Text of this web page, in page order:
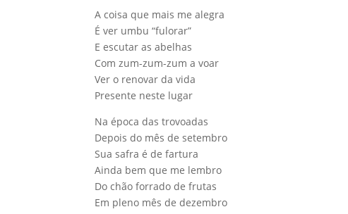
A coisa que mais me alegra
É ver umbu “fulorar”
E escutar as abelhas
Com zum-zum-zum a voar
Ver o renovar da vida
Presente neste lugar
Na época das trovoadas
Depois do mês de setembro
Sua safra é de fartura
Ainda bem que me lembro
Do chão forrado de frutas
Em pleno mês de dezembro